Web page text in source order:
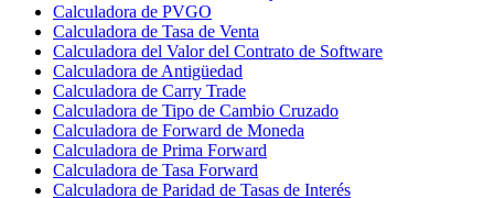
Calculadora de PVGO
Calculadora de Tasa de Venta
Calculadora del Valor del Contrato de Software
Calculadora de Antigüedad
Calculadora de Carry Trade
Calculadora de Tipo de Cambio Cruzado
Calculadora de Forward de Moneda
Calculadora de Prima Forward
Calculadora de Tasa Forward
Calculadora de Paridad de Tasas de Interés